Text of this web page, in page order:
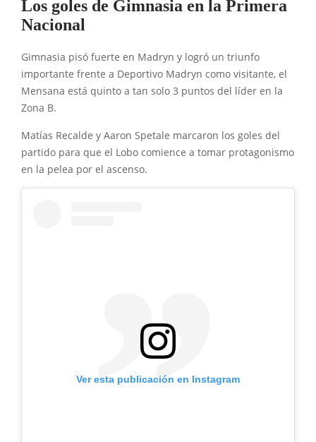
Los goles de Gimnasia en la Primera
Nacional
Gimnasia pisó fuerte en Madryn y logró un triunfo
importante frente a Deportivo Madryn como visitante, el
Mensana está quinto a tan solo 3 puntos del líder en la
Zona B.
Matías Recalde y Aaron Spetale marcaron los goles del
partido para que el Lobo comience a tomar protagonismo
en la pelea por el ascenso.
Ver esta publicación en Instagram